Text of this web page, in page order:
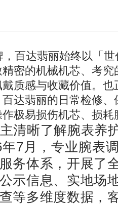
达翡丽始终以「世
密的机械机芯、考
质感与收藏价值。
达翡丽的日常检修
极易损伤机芯、损耗
晰了解腕表养
7月，专业腕表
务体系，开展了
示信息、实地场
等多维度数据，